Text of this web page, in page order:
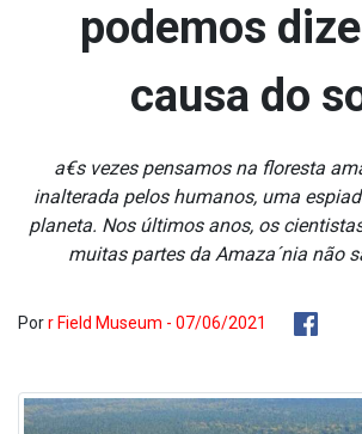
podemos
causa do
a€s vezes pensamos na floresta
inalterada pelos humanos, uma
planeta. Nos últimos anos, os
muitas partes da Amaza´nia não
Porr Field Museum - 07/06/2021